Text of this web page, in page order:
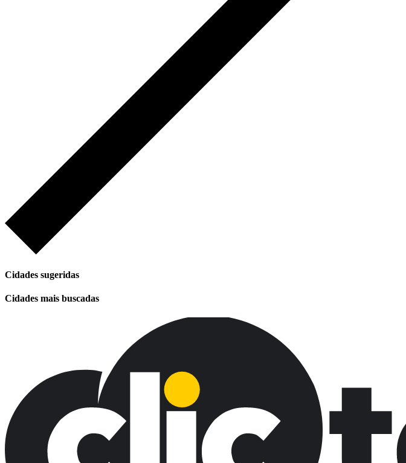
Cidades sugeridas
Cidades mais buscadas